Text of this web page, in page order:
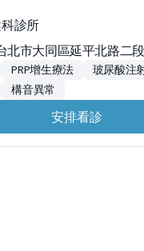
診所
北市大同區延平北路二
PRP增生療法
玻尿酸注
構音異常
安排看診